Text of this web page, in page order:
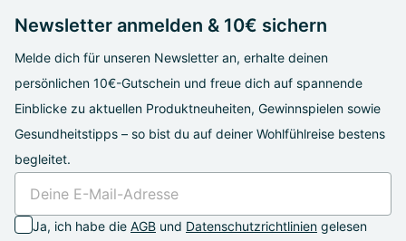
Newsletter anmelden & 10€ sichern
Melde dich für unseren Newsletter an, erhalte deinen
persönlichen 10€-Gutschein und freue dich auf spannende
Einblicke zu aktuellen Produktneuheiten, Gewinnspielen sowie
Gesundheitstipps – so bist du auf deiner Wohlfühlreise bestens
begleitet.
Ja, ich habe die AGB und Datenschutzrichtlinien gelesen